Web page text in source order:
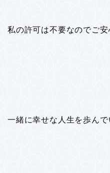
私の許可は不要なのでご安
一緒に幸せな人生を歩んで